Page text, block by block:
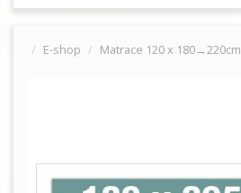
E-shop Matrace 120 x 180→220cm